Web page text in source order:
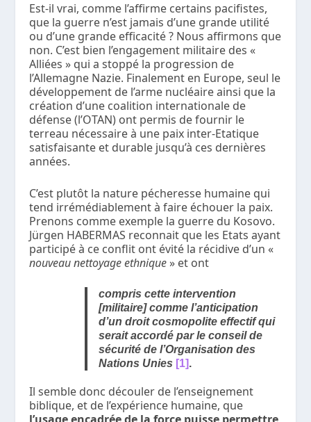
Est-il vrai, comme l’affirme certains pacifistes,
que la guerre n’est jamais d’une grande utilité
ou d’une grande efficacité ? Nous affirmons que
non. C’est bien l’engagement militaire des «
Alliées » qui a stoppé la progression de
l’Allemagne Nazie. Finalement en Europe, seul le
développement de l’arme nucléaire ainsi que la
création d’une coalition internationale de
défense (l’OTAN) ont permis de fournir le
terreau nécessaire à une paix inter-Etatique
satisfaisante et durable jusqu’à ces dernières
années.
C’est plutôt la nature pécheresse humaine qui
tend irrémédiablement à faire échouer la paix.
Prenons comme exemple la guerre du Kosovo.
Jürgen HABERMAS reconnait que les Etats ayant
participé à ce conflit ont évité la récidive d’un «
nouveau nettoyage ethnique » et ont
compris cette intervention
[militaire] comme l’anticipation
d’un droit cosmopolite effectif qui
serait accordé par le conseil de
sécurité de l’Organisation des
Nations Unies [1].
Il semble donc découler de l’enseignement
biblique, et de l’expérience humaine, que